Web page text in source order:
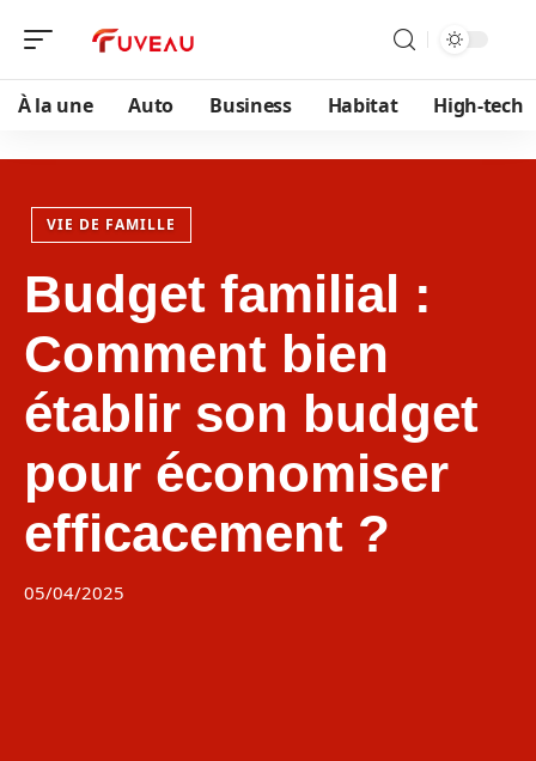
À la une Auto Business Habitat High-tech
VIE DE FAMILLE
Budget familial :
Comment bien
établir son budget
pour économiser
efficacement ?
05/04/2025